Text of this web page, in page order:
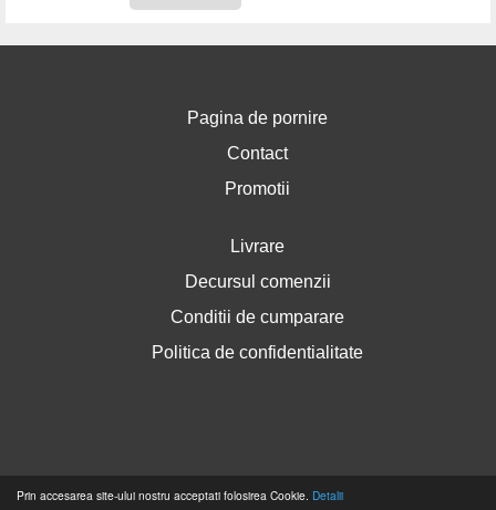
Prin accesarea site-ului nostru acceptati folosirea Cookie. Detalii
Pagina de pornire
Contact
Promotii
Livrare
Decursul comenzii
Conditii de cumparare
Politica de confidentialitate